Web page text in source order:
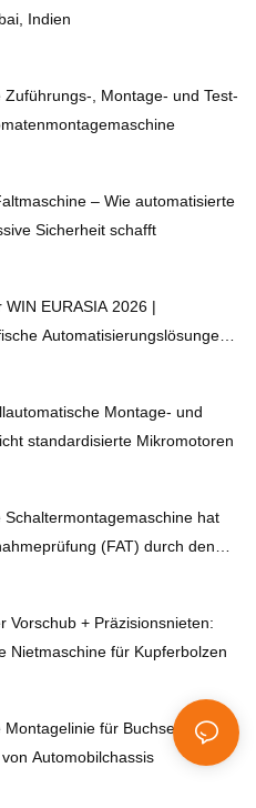
Indien
Zuführungs-, Montage- und Test-
– Wie automatisierte
Sicherheit schafft
WIN EURASIA 2026 |
Automatisierungslösungen
Automobil, Medizin und Motoren
Montage- und
standardisierte Mikromotoren
Schaltermontagemaschine hat
(FAT) durch den
erfolgreich bestanden.
Vorschub + Präzisionsnieten:
Nietmaschine für Kupferbolzen
Montagelinie für Buchsen des
Automobilchassis